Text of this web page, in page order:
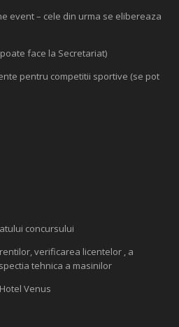
event – cele din urma se elibereaza
face la Secretariat)
pentru competitii sportive (se pot
concursului
verificarea licentelor , a
tehnica a masinilor
Venus